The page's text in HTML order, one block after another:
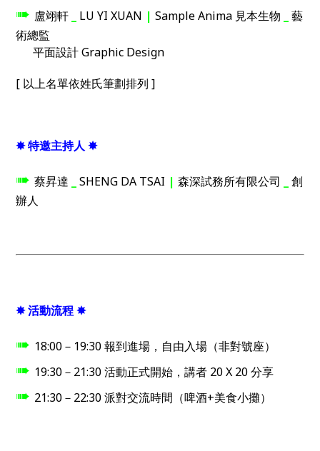
➠ 盧翊軒 LU YI XUAN | Sample Anima 見本生物 ­­­
藝
術總監
平面設計 Graphic Design
[ 以上名單依姓氏筆劃排列 ]
✸特邀主持人 ✸
➠蔡昇達 SHENG DA TSAI | 森深試務所有限公司
創
辦人
✸ 活動流程 ✸
➠ 18:00－ 19:30報到進場，自由入場（非對號座）
➠ 19:30－ 21:30活動正式開始，講者 20 X 20分享
➠ 21:30－ 22:30派對交流時間（啤酒+美食小攤）